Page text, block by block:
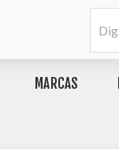
MARCAS